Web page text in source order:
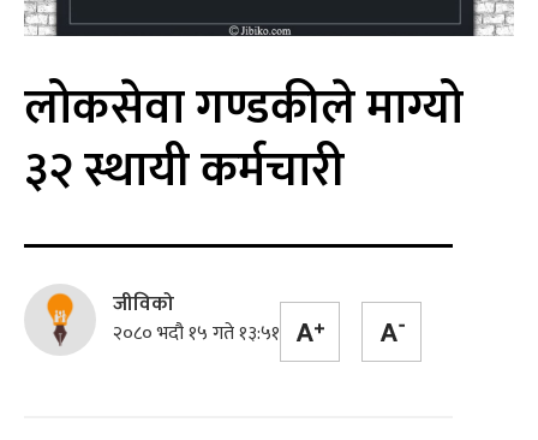
लोकसेवा गण्डकीले माग्यो
३२ स्थायी कर्मचारी
जीविको
२०८० भदौ १५ गते १३:५१